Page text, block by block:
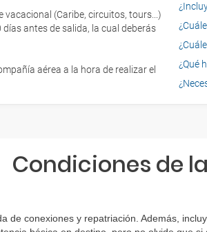
vacacional (Caribe, circuitos, tours...)
antes de salida, la cual deberás
aérea a la hora de realizar el
¿Qué
Condiciones de
de conexiones y repatriación. Además,